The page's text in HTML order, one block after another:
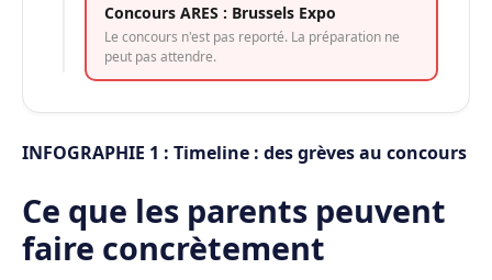
Concours ARES : Brussels Expo
Le concours n'est pas reporté. La préparation ne
peut pas attendre.
INFOGRAPHIE 1 : Timeline : des grèves au concours
Ce que les parents peuvent
faire concrètement